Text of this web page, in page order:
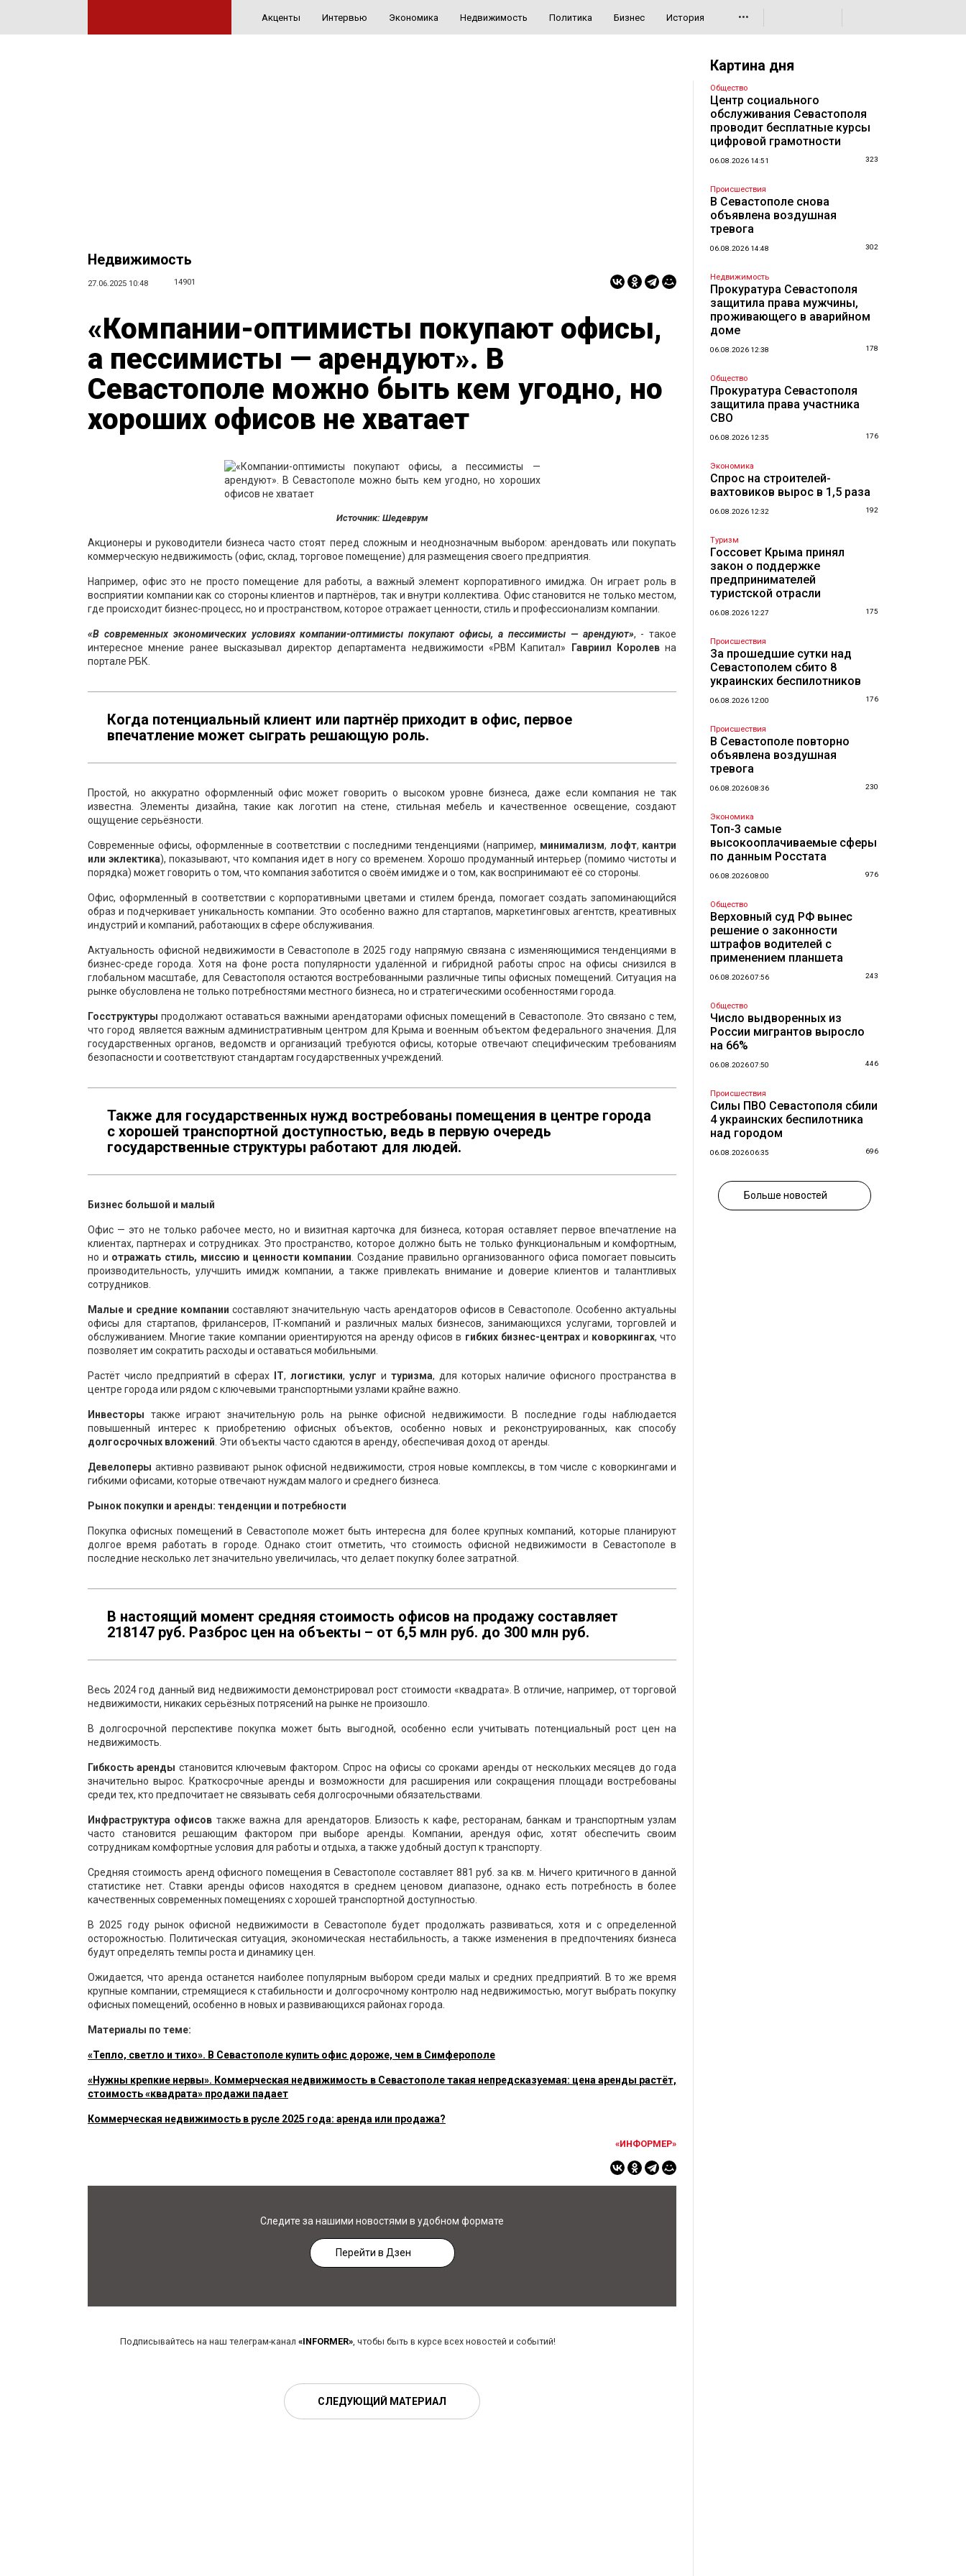
Акценты Интервью Экономика Недвижимость Политика Бизнес История •••
Недвижимость
27.06.2025 10:48 14901
«Компании-оптимисты покупают офисы,
а пессимисты — арендуют». В
Севастополе можно быть кем угодно, но
хороших офисов не хватает
Источник: Шедеврум
Акционеры и руководители бизнеса часто стоят перед сложным и неоднозначным выбором: арендовать или покупать
коммерческую недвижимость (офис, склад, торговое помещение) для размещения своего предприятия.
Например, офис это не просто помещение для работы, а важный элемент корпоративного имиджа. Он играет роль в
восприятии компании как со стороны клиентов и партнёров, так и внутри коллектива. Офис становится не только местом,
где происходит бизнес-процесс, но и пространством, которое отражает ценности, стиль и профессионализм компании.
«В современных экономических условиях компании-оптимисты покупают офисы, а пессимисты — арендуют», - такое
интересное мнение ранее высказывал директор департамента недвижимости «РВМ Капитал»
Гавриил Королевна
портале РБК.
Когда потенциальный клиент или партнёр приходит в офис, первое
впечатление может сыграть решающую роль.
Простой, но аккуратно оформленный офис может говорить о высоком уровне бизнеса, даже если компания не так
известна. Элементы дизайна, такие как логотип на стене, стильная мебель и качественное освещение, создают
ощущение серьёзности.
Современные офисы, оформленные в соответствии с последними тенденциями (например, минимализм, лофт, кантри
или эклектика), показывают, что компания идет в ногу со временем. Хорошо продуманный интерьер (помимо чистоты и
порядка) может говорить о том, что компания заботится о своём имидже и о том, как воспринимают её со стороны.
Офис, оформленный в соответствии с корпоративными цветами и стилем бренда, помогает создать запоминающийся
образ и подчеркивает уникальность компании. Это особенно важно для стартапов, маркетинговых агентств, креативных
индустрий и компаний, работающих в сфере обслуживания.
Актуальность офисной недвижимости в Севастополе в 2025 году напрямую связана с изменяющимися тенденциями в
бизнес-среде города. Хотя на фоне роста популярности удалённой и гибридной работы спрос на офисы снизился в
глобальном масштабе, для Севастополя остаются востребованными различные типы офисных помещений. Ситуация на
рынке обусловлена не только потребностями местного бизнеса, но и стратегическими особенностями города.
Госструктуры продолжают оставаться важными арендаторами офисных помещений в Севастополе. Это связано с тем,
что город является важным административным центром для Крыма и военным объектом федерального значения. Для
государственных органов, ведомств и организаций требуются офисы, которые отвечают специфическим требованиям
безопасности и соответствуют стандартам государственных учреждений.
Также для государственных нужд востребованы помещения в центре города
с хорошей транспортной доступностью, ведь в первую очередь
государственные структуры работают для людей.
Бизнес большой и малый
Офис — это не только рабочее место, но и визитная карточка для бизнеса, которая оставляет первое впечатление на
клиентах, партнерах и сотрудниках. Это пространство, которое должно быть не только функциональным и комфортным,
но и отражать стиль, миссию и ценности компании . Создание правильно организованного офиса помогает повысить
производительность, улучшить имидж компании, а также привлекать внимание и доверие клиентов и талантливых
сотрудников.
Малые и средние компании составляют значительную часть арендаторов офисов в Севастополе. Особенно актуальны
офисы для стартапов, фрилансеров, IT-компаний и различных малых бизнесов, занимающихся услугами, торговлей и
обслуживанием. Многие такие компании ориентируются на аренду офисов в гибких бизнес-центрахи коворкингах, что
позволяет им сократить расходы и оставаться мобильными.
Растёт число предприятий в сферах IT,логистики,услуг итуризма, для которых наличие офисного пространства в
центре города или рядом с ключевыми транспортными узлами крайне важно.
Инвесторы также играют значительную роль на рынке офисной недвижимости. В последние годы наблюдается
повышенный интерес к приобретению офисных объектов, особенно новых и реконструированных, как способу
долгосрочных вложений . Эти объекты часто сдаются в аренду, обеспечивая доход от аренды.
Девелоперы активно развивают рынок офисной недвижимости, строя новые комплексы, в том числе с коворкингами и
гибкими офисами, которые отвечают нуждам малого и среднего бизнеса.
Рынок покупки и аренды: тенденции и потребности
Покупка офисных помещений в Севастополе может быть интересна для более крупных компаний, которые планируют
долгое время работать в городе. Однако стоит отметить, что стоимость офисной недвижимости в Севастополе в
последние несколько лет значительно увеличилась, что делает покупку более затратной.
В настоящий момент средняя стоимость офисов на продажу составляет
218147 руб. Разброс цен на объекты – от 6,5 млн руб. до 300 млн руб.
Весь 2024 год данный вид недвижимости демонстрировал рост стоимости «квадрата». В отличие, например, от торговой
недвижимости, никаких серьёзных потрясений на рынке не произошло.
В долгосрочной перспективе покупка может быть выгодной, особенно если учитывать потенциальный рост цен на
недвижимость.
Гибкость аренды становится ключевым фактором. Спрос на офисы со сроками аренды от нескольких месяцев до года
значительно вырос. Краткосрочные аренды и возможности для расширения или сокращения площади востребованы
среди тех, кто предпочитает не связывать себя долгосрочными обязательствами.
Инфраструктура офисов также важна для арендаторов. Близость к кафе, ресторанам, банкам и транспортным узлам
часто становится решающим фактором при выборе аренды. Компании, арендуя офис, хотят обеспечить своим
сотрудникам комфортные условия для работы и отдыха, а также удобный доступ к транспорту.
Средняя стоимость аренд офисного помещения в Севастополе составляет 881 руб. за кв. м. Ничего критичного в данной
статистике нет. Ставки аренды офисов находятся в среднем ценовом диапазоне, однако есть потребность в более
качественных современных помещениях с хорошей транспортной доступностью.
В 2025 году рынок офисной недвижимости в Севастополе будет продолжать развиваться, хотя и с определенной
осторожностью. Политическая ситуация, экономическая нестабильность, а также изменения в предпочтениях бизнеса
будут определять темпы роста и динамику цен.
Ожидается, что аренда останется наиболее популярным выбором среди малых и средних предприятий. В то же время
крупные компании, стремящиеся к стабильности и долгосрочному контролю над недвижимостью, могут выбрать покупку
офисных помещений, особенно в новых и развивающихся районах города.
Материалы по теме:
«Тепло, светло и тихо». В Севастополе купить офис дороже, чем в Симферополе
«Нужны крепкие нервы». Коммерческая недвижимость в Севастополе такая непредсказуемая: цена аренды растёт,
стоимость «квадрата» продажи падает
Коммерческая недвижимость в русле 2025 года: аренда или продажа?
«ИНФОРМЕР»
Следите за нашими новостями в удобном формате
Перейти в Дзен
Подписывайтесь на наш телеграм-канал «INFORMER», чтобы быть в курсе всех новостей и событий!
СЛЕДУЮЩИЙ МАТЕРИАЛ
Картина дня
Общество
Центр социального
обслуживания Севастополя
проводит бесплатные курсы
цифровой грамотности
06.08.2026 14:51 323
Происшествия
В Севастополе снова
объявлена воздушная
тревога
06.08.2026 14:48 302
Недвижимость
Прокуратура Севастополя
защитила права мужчины,
проживающего в аварийном
доме
06.08.2026 12:38 178
Общество
Прокуратура Севастополя
защитила права участника
СВО
06.08.2026 12:35 176
Экономика
Спрос на строителей-
вахтовиков вырос в 1,5 раза
06.08.2026 12:32 192
Туризм
Госсовет Крыма принял
закон о поддержке
предпринимателей
туристской отрасли
06.08.2026 12:27 175
Происшествия
За прошедшие сутки над
Севастополем сбито 8
украинских беспилотников
06.08.2026 12:00 176
Происшествия
В Севастополе повторно
объявлена воздушная
тревога
06.08.2026 08:36 230
Экономика
Топ-3 самые
высокооплачиваемые сферы
по данным Росстата
06.08.2026 08:00 976
Общество
Верховный суд РФ вынес
решение о законности
штрафов водителей с
применением планшета
06.08.2026 07:56 243
Общество
Число выдворенных из
России мигрантов выросло
на 66%
06.08.2026 07:50 446
Происшествия
Силы ПВО Севастополя сбили
4 украинских беспилотника
над городом
06.08.2026 06:35 696
Больше новостей